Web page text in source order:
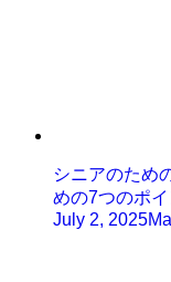
シニアのため
めの7つのポイ
July 2, 2025